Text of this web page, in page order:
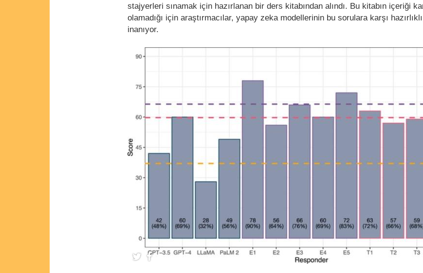
stajyerleri sınamak için hazırlanan bir ders kitabından alındı. Bu kitabın içeriği
olamadığı için araştırmacılar, yapay zeka modellerinin bu sorulara karşı
inanıyor.